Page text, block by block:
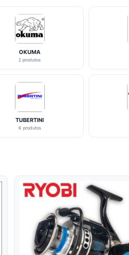
OKUMA
2 produtos
TUBERTINI
6 produtos